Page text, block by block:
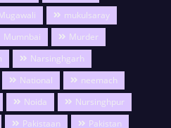
mukulsaray
Mumnbai
Murder
Narsinghgarh
National
neemach
Noida
Nursinghpur
Pakistaan
Pakistan